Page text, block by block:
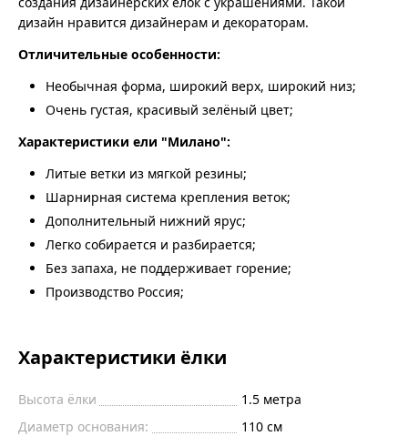
дизайн нравится дизайнерам и декораторам.
Отличительные особенности:
Необычная форма, широкий верх, широкий низ;
Очень густая, красивый зелёный цвет;
Характеристики ели "Милано":
Литые ветки из мягкой резины;
Шарнирная система крепления веток;
Дополнительный нижний ярус;
Легко собирается и разбирается;
Без запаха, не поддерживает горение;
Производство Россия;
Характеристики ёлки
Высота ёлки 1.5 метра
Диаметр основания:
110 см